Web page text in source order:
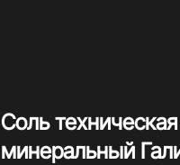
Соль
минеральный